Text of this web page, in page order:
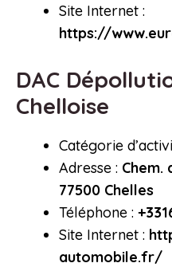
Site Internet :
https://
DAC
Chelloise
Catégorie
Adresse : Chem.
77500 Chelles
Téléphone :
Site Internet :
automobile.fr/